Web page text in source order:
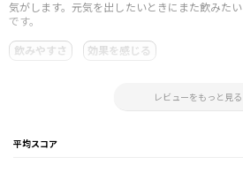
気がします。元気を出したいときにまた飲みたい
です。
飲みやすさ
効果を感じる
レビューをもっと見る
平均スコア